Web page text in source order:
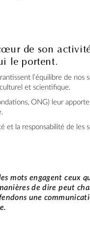
de son
le portent.
l’équilibre de nos
et scientifique.
ONG) leur
et la responsabilité de les
mots engagent ceux
de dire peut
une